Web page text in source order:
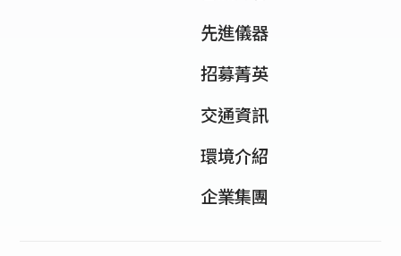
先進儀器
招募菁英
交通資訊
環境介紹
企業集團